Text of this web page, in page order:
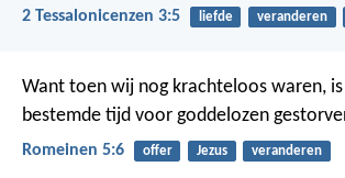
2 Tessalonicenzen 3:5 liefde veranderen
Want toen wij nog krachteloos waren,
bestemde tijd voor goddelozen
Romeinen 5:6 offer Jezus veranderen